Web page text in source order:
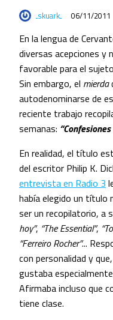
skuark 06/11/2011
En la lengua de
diversas acepciones y
favorable para el
Sin embargo, el mierda
autodenominarse de
reciente trabajo
semanas:
En realidad, el título
del escritor Philip K.
entrevista en Radio 3
había elegido un título
ser un recopilatorio, a
hoy”, “The Essential”,
“Ferreiro Rocher”...
con personalidad y
gustaba
Afirmaba incluso que
tiene clase.